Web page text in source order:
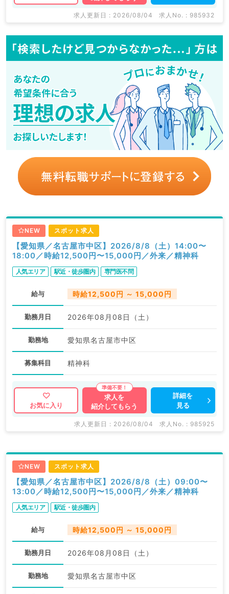
求人更新日 : 2026/08/04 求人No. : 985932
NEW スポット求人
【愛知県／名古屋市中区】2026/8/8（土）14:00〜
18:00／時給12,500円〜15,000円／外来／精神科
人気エリア 駅近・徒歩圏内 専門医不問
給与 時給12,500円 ～ 15,000円
勤務月日 2026年08月08日（土）
勤務地 愛知県名古屋市中区
募集科目 精神科
お気に入り
求人を
紹介してもらう
詳細を
見る
求人更新日 : 2026/08/04 求人No. : 985925
NEW スポット求人
【愛知県／名古屋市中区】2026/8/8（土）09:00〜
13:00／時給12,500円〜15,000円／外来／精神科
人気エリア 駅近・徒歩圏内
給与 時給12,500円 ～ 15,000円
勤務月日 2026年08月08日（土）
勤務地 愛知県名古屋市中区